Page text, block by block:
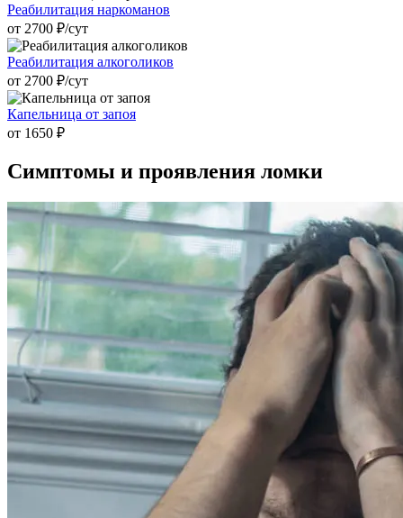
Реабилитация наркоманов
от 2700 ₽/cут
Реабилитация алкоголиков
от 2700 ₽/cут
Капельница от запоя
от 1650 ₽
Симптомы и проявления ломки